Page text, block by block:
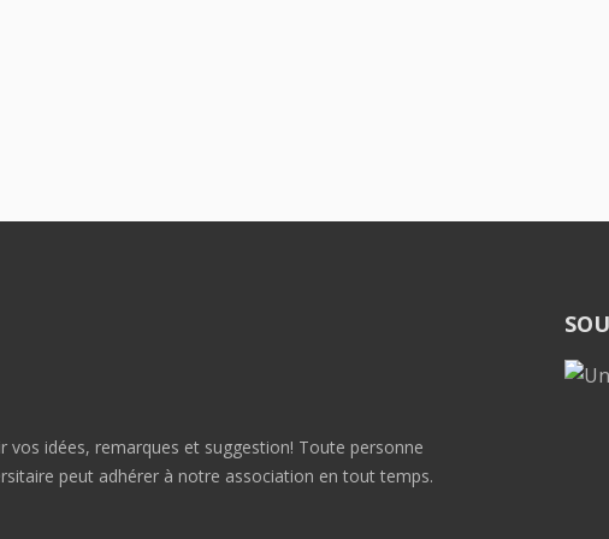
vos idées, remarques et suggestion! Toute personne
peut adhérer à notre association en tout temps.